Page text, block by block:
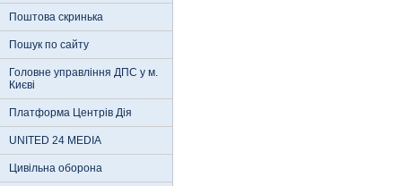
Поштова скринька
Пошук по сайту
Головне управління ДПС у м.
Києві
Платформа Центрів Дія
UNITED 24 MEDIA
Цивільна оборона